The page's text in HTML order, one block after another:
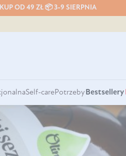
OD 49 ZŁ 📦 3-9 SIERPNIA
Self-carePotrzeby Bestsellery